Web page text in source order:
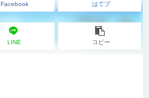
Facebook はてブ
LINE コピー